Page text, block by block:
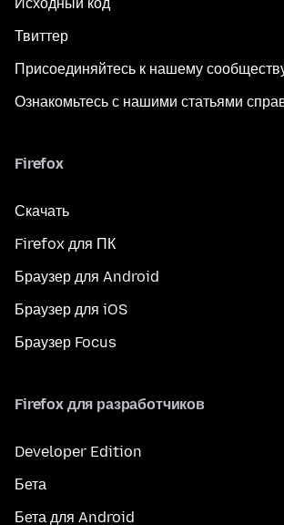
Исходный код
Твиттер
Присоединяйтесь к нашему
Ознакомьтесь с нашими статьями
Firefox
Скачать
Firefox для ПК
Браузер для Android
Браузер для iOS
Браузер Focus
Firefox для разработчиков
Developer Edition
Бета
Бета для Android